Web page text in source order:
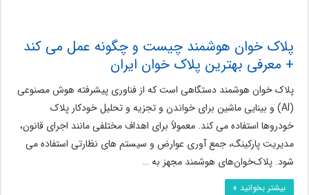
پلاک خوان هوشمند چیست و چگونه عمل می کند
+ معرفی بهترین پلاک خوان ایران
پلاک خوان هوشمند دستگاهی است که از فناوری پیشرفته هوش مصنوعی
(AI) و بینایی ماشین برای خواندن و تجزیه و تحلیل خودکار پلاک
خودروها استفاده می کند. معمولاً برای اهداف مختلفی مانند اجرای قانون،
مدیریت پارکینگ، جمع آوری عوارض و سیستم های نظارتی استفاده می
شود. پلاک‌خوان‌های هوشمند مجهز به …
بیشتر بخوانید »